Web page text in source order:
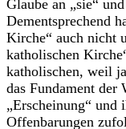
Glaube an „sie“
Dementsprechend
Kirche“ auch nicht
katholischen
katholischen, weil
das Fundament der
„Erscheinung“ und
Offenbarungen